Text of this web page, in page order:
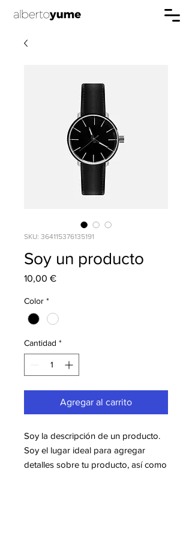
SKU: 364115376135191
Soy un producto
10,00 €Precio
Color *
Cantidad *
Agregar al carrito
Soy la descripción de un producto.
Soy el lugar ideal para agregar
detalles sobre tu producto, así como